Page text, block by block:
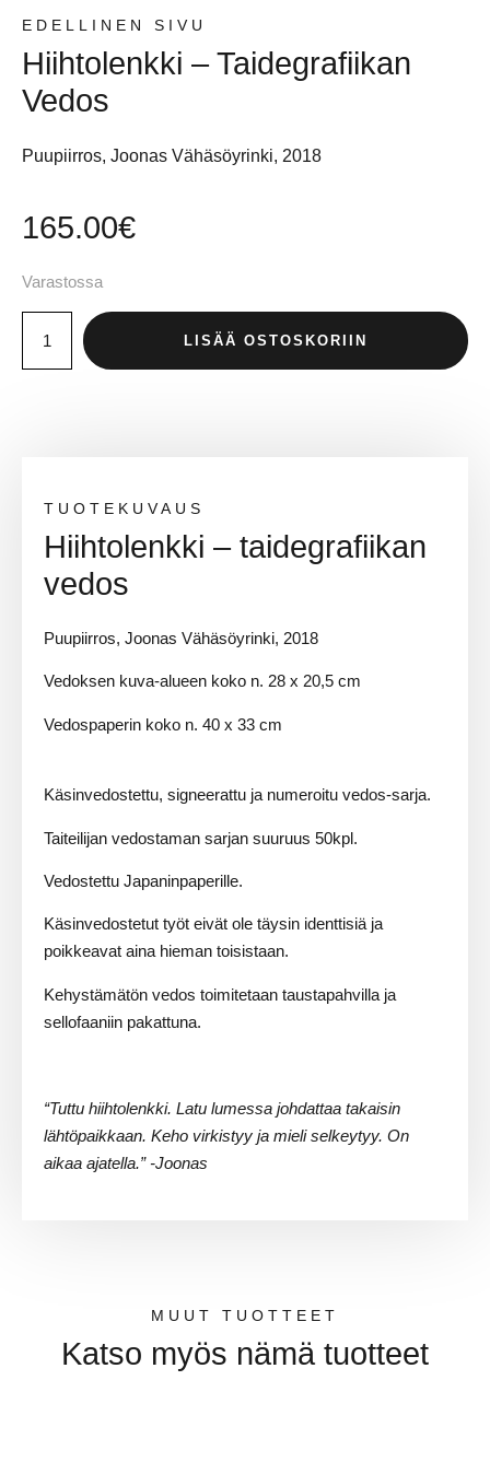
EDELLINEN SIVU
Hiihtolenkki – Taidegrafiikan
Vedos
Puupiirros, Joonas Vähäsöyrinki, 2018
165.00€
Varastossa
LISÄÄ OSTOSKORIIN
TUOTEKUVAUS
Hiihtolenkki – taidegrafiikan
vedos
Puupiirros, Joonas Vähäsöyrinki, 2018
Vedoksen kuva-alueen koko n. 28 x 20,5 cm
Vedospaperin koko n. 40 x 33 cm
Käsinvedostettu, signeerattu ja numeroitu vedos-sarja.
Taiteilijan vedostaman sarjan suuruus 50kpl.
Vedostettu Japaninpaperille.
Käsinvedostetut työt eivät ole täysin identtisiä ja
poikkeavat aina hieman toisistaan.
Kehystämätön vedos toimitetaan taustapahvilla ja
sellofaaniin pakattuna.
“Tuttu hiihtolenkki. Latu lumessa johdattaa takaisin
lähtöpaikkaan. Keho virkistyy ja mieli selkeytyy. On
aikaa ajatella.” -Joonas
MUUT TUOTTEET
Katso myös nämä tuotteet